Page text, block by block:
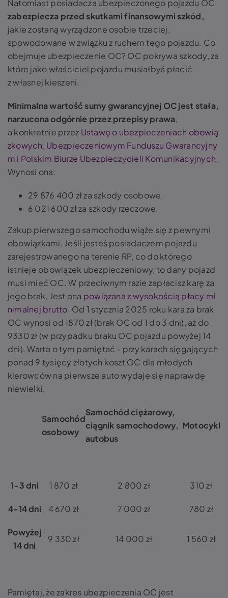
Natomiast posiadacza ubezpieczonego pojazdu OC
zabezpiecza przed skutkami finansowymi szkód,
jakie zostaną wyrządzone osobie trzeciej,
spowodowane w związku z ruchem tego pojazdu. Co
obejmuje ubezpieczenie OC? OC pokrywa szkody, za
które jako właściciel pojazdu musiałbyś płacić
z własnej kieszeni.
Minimalna wartość sumy gwarancyjnej OC jest stała,
narzucona odgórnie przez przepisy prawa,
a konkretnie przez Ustawę o ubezpieczeniach obowią
zkowych, Ubezpieczeniowym Funduszu Gwarancyjny
m i Polskim Biurze Ubezpieczycieli Komunikacyjnych.
Wynosi ona:
29 876 400 zł za szkody osobowe,
6 021 600 zł za szkody rzeczowe.
Zakup pierwszego samochodu wiąże się z pewnymi
obowiązkami. Jeśli jesteś posiadaczem pojazdu
zarejestrowanego na terenie RP, co do którego
istnieje obowiązek ubezpieczeniowy, to dany pojazd
musi mieć OC. W przeciwnym razie zapłacisz karę za
jego brak. Jest ona powiązana z wysokością płacy mi
nimalnej brutto. Od 1 stycznia 2025 roku kara za brak
OC wynosi od 1870 zł (brak OC od 1 do 3 dni), aż do
9330 zł (w przypadku braku OC pojazdu powyżej 14
dni). Warto o tym pamiętać - przy karach sięgających
ponad 9 tysięcy złotych koszt OC dla młodych
kierowców na pierwsze auto wydaje się naprawdę
niewielki.
Samochód
osobowy
Samochód ciężarowy,
ciągnik samochodowy,
autobus
Motocykl
1-3 dni 1 870 zł 2 800 zł 310 zł
4-14 dni 4 670 zł 7 000 zł 780 zł
Powyżej
14 dni
9 330 zł 14 000 zł 1 560 zł
Pamiętaj, że zakres ubezpieczenia OC jest